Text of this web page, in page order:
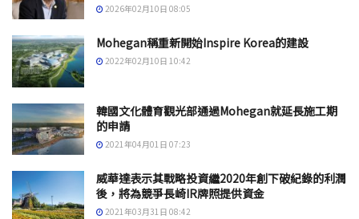
2026年02月10日 08:05
Mohegan稱重新開始Inspire Korea的建設
2022年02月10日 10:42
韓國文化體育觀光部通過Mohegan就延長施工期
的申請
2021年04月01日 07:23
威華達表示其戰略投資繼2020年創下破紀錄的利潤
後，將為競爭長崎IR牌照提供資金
2021年03月31日 08:42